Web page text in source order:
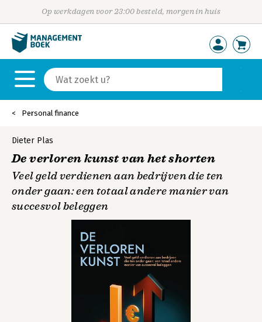
Op werkdagen voor 23:00 besteld, morgen in huis
Personal finance
Dieter Plas
De verloren kunst van het shorten
Veel geld verdienen aan bedrijven die ten
onder gaan: een totaal andere manier van
succesvol beleggen